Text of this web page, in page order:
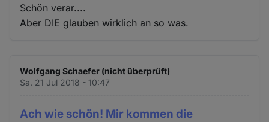
Schön verar....
Aber DIE glauben wirklich an so was.
Wolfgang Schaefer (nicht überprüft)
Sa. 21 Jul 2018 - 10:47
Ach wie schön! Mir kommen die